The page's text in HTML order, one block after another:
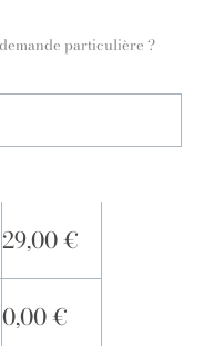
particulière ?
29,00€
0,00€